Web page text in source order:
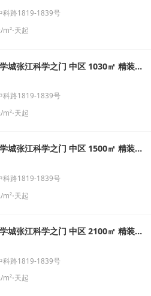
科路1819-1839号
m²⋅天起
张江科学城张江科学之门 中区 1030㎡ 精装修办公室出租信息
科路1819-1839号
m²⋅天起
张江科学城张江科学之门 中区 1500㎡ 精装修办公室出租信息
科路1819-1839号
m²⋅天起
张江科学城张江科学之门 中区 2100㎡ 精装修办公室出租信息
科路1819-1839号
m²⋅天起